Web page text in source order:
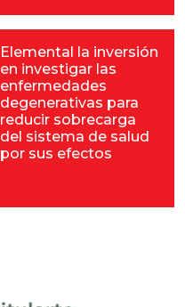
Elemental la inversión
en investigar las
enfermedades
degenerativas para
reducir sobrecarga
del sistema de salud
por sus efectos